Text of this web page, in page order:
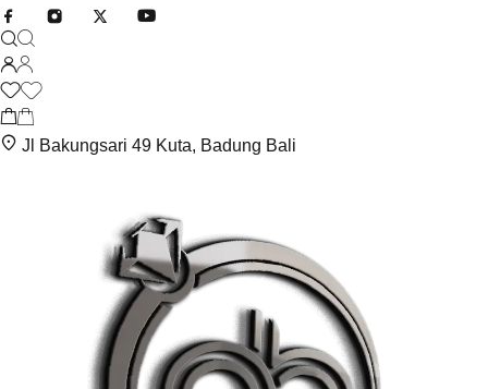
Jl Bakungsari 49 Kuta, Badung Bali